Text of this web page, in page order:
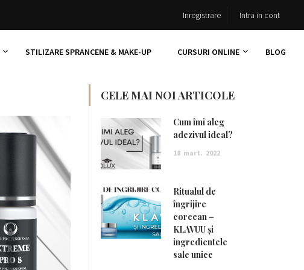
Inregistrare Intra in cont
STILIZARE SPRANCENE & MAKE-UP CURSURI ONLINE BLOG
CELE MAI NOI ARTICOLE
Cum îmi aleg
adezivul ideal?
18 mart. 2022
Ritualul de
îngrijire
coreean –
KLAVUU și
ingredientele
sale unice